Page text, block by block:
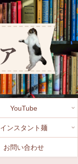
YouTube
インスタント麺
お問い合わせ